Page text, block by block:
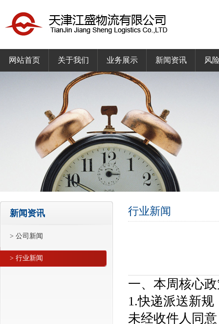
网站首页 关于我们 业务展示 新闻资讯 风
新闻资讯
> 公司新闻
> 行业新闻
行业新闻
一、本周核心
1.快递派送新规
未经收件人同